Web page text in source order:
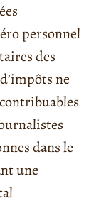
personnel
des
ne
dans le
une